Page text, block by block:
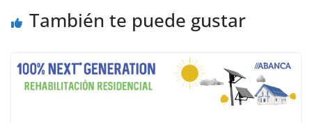
También te puede gustar